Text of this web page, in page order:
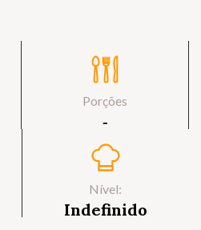
Porções
‐
Nível:
Indefinido